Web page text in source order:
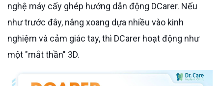
nghệ máy cấy ghép hướng dẫn động DCarer. Nếu
như trước đây, nâng xoang dựa nhiều vào kinh
nghiệm và cảm giác tay, thì DCarer hoạt động như
một "mắt thần" 3D.